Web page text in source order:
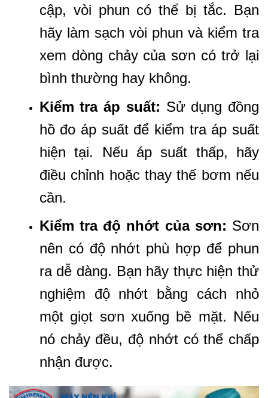
cập, vòi phun có thể bị tắc. Bạn
hãy làm sạch vòi phun và kiểm tra
xem dòng chảy của sơn có trở lại
bình thường hay không.
Kiểm tra áp suất: Sử dụng đồng
hồ đo áp suất để kiểm tra áp suất
hiện tại. Nếu áp suất thấp, hãy
điều chỉnh hoặc thay thế bơm nếu
cần.
Kiểm tra độ nhớt của sơn: Sơn
nên có độ nhớt phù hợp để phun
ra dễ dàng. Bạn hãy thực hiện thử
nghiệm độ nhớt bằng cách nhỏ
một giọt sơn xuống bề mặt. Nếu
nó chảy đều, độ nhớt có thể chấp
nhận được.